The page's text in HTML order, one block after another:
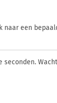
naar een